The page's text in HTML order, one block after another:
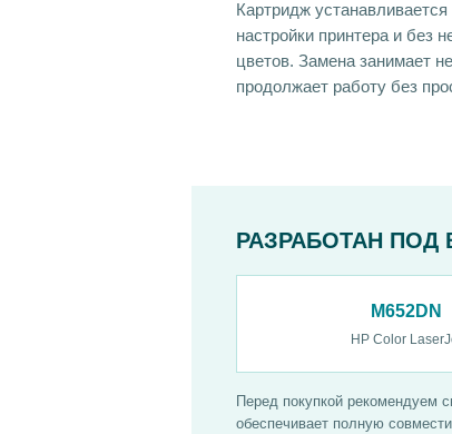
Картридж
настройки принтера и без
цветов. Замена занимает
продолжает работу без
РАЗРАБОТАН ПОД
M652DN
HP Color
Перед покупкой рекомендуем
обеспечивает полную